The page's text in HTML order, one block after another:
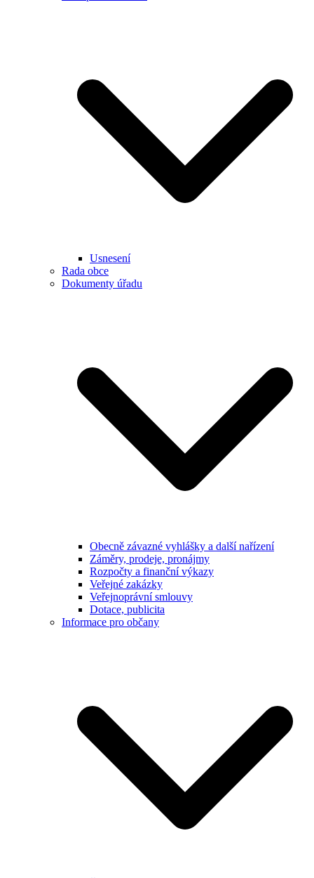
Usnesení
Rada obce
Dokumenty úřadu
Obecně závazné vyhlášky a další nařízení
Záměry, prodeje, pronájmy
Rozpočty a finanční výkazy
Veřejné zakázky
Veřejnoprávní smlouvy
Dotace, publicita
Informace pro občany